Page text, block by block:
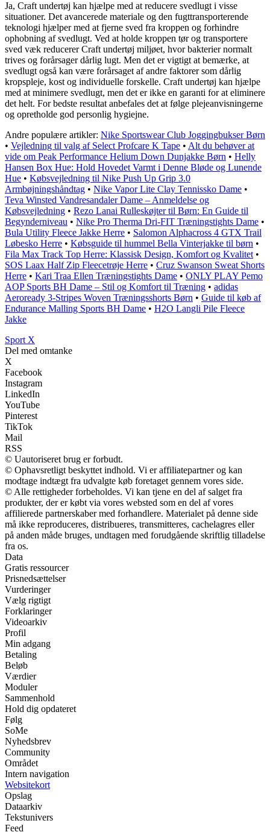
Ja, Craft undertøj kan hjælpe med at reducere svedlugt i visse
situationer. Det avancerede materiale og den fugttransporterende
teknologi hjælper med at fjerne sved fra kroppen og forhindre
ophobning af svedlugt. Ved at holde kroppen tør og transportere
sved væk reducerer Craft undertøj miljøet, hvor bakterier normalt
trives og forårsager dårlig lugt. Men det er vigtigt at bemærke, at
svedlugt også kan være forårsaget af andre faktorer som dårlig
kropspleje, kost og individuelle forskelle. Craft undertøj kan hjælpe
med at minimere svedlugt, men det er ikke en garanti for at eliminere
det helt. For bedste resultat anbefales det at følge plejeanvisningerne
og opretholde god personlig hygiejne.
Andre populære artikler: Nike Sportswear Club Joggingbukser Børn
• Vejledning til valg af Select Profcare K Tape • Alt du behøver at
vide om Peak Performance Helium Down Dunjakke Børn • Helly
Hansen Box Hue: Hold Hovedet Varmt i Denne Bløde og Lunende
Hue • Købsvejledning til Nike Push Up Grip 3.0
Armbøjningshåndtag • Nike Vapor Lite Clay Tennissko Dame •
Teva Winsted Vandresandaler Dame – Anmeldelse og
Købsvejledning • Rezo Lanai Rulleskøjter til Børn: En Guide til
Begynderniveau • Nike Pro Therma Dri-FIT Træningstights Dame •
Bula Utility Fleece Jakke Herre • Salomon Alphacross 4 GTX Trail
Løbesko Herre • Købsguide til hummel Bella Vinterjakke til børn •
Fila Max Track Top Herre: Klassisk Design, Komfort og Kvalitet •
SOS Laax Half Zip Fleecetrøje Herre • Cruz Swanson Sweat Shorts
Herre • Kari Traa Ellen Træningstights Dame • ONLY PLAY Pemo
AOP Sports BH Dame – Stil og Komfort til Træning • adidas
Aeroready 3-Stripes Woven Træningsshorts Børn • Guide til køb af
Endurance Malling Sports BH Dame • H2O Langli Pile Fleece
Jakke
Sport X
Del med omtanke
X
Facebook
Instagram
LinkedIn
YouTube
Pinterest
TikTok
Mail
RSS
© Uautoriseret brug er forbudt.
© Ophavsretligt beskyttet indhold. Vi er affiliatepartner og kan
modtage indtægt fra udvalgte køb foretaget gennem vores side.
© Alle rettigheder forbeholdes. Vi kan tjene en del af salget fra
produkter, der er købt via vores websted som en del af vores
affilierede partnerskaber med forhandlere. Materialet på denne side
må ikke reproduceres, distribueres, transmitteres, cachelagres eller
på anden måde bruges, undtagen med forudgående skriftlig tilladelse
fra os.
Data
Gratis ressourcer
Prisnedsættelser
Vurderinger
Vælg rigtigt
Forklaringer
Videoarkiv
Profil
Min adgang
Betaling
Beløb
Værdier
Moduler
Sammenhold
Hold dig opdateret
Følg
SoMe
Nyhedsbrev
Community
Området
Intern navigation
Websitekort
Opslag
Dataarkiv
Tekstunivers
Feed